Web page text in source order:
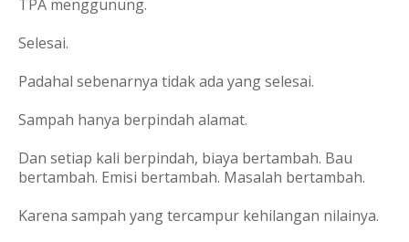
TPA menggunung.
Selesai.
Padahal sebenarnya tidak ada yang selesai.
Sampah hanya berpindah alamat.
Dan setiap kali berpindah, biaya bertambah. Bau
bertambah. Emisi bertambah. Masalah bertambah.
Karena sampah yang tercampur kehilangan nilainya.